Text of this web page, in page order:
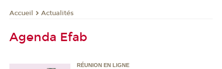
Accueil Actualités
Agenda Efab
RÉUNION EN LIGNE